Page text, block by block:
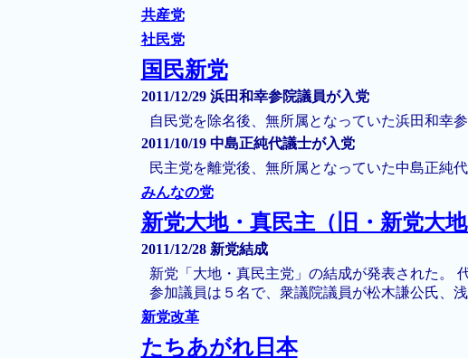
共産党
社民党
国民新党
2011/12/29 浜田和幸参院議員が入党
自民党を除名後、無所属となっていた浜田和幸
2011/10/19 中島正純代議士が入党
民主党を離党後、無所属となっていた中島正純代
みんなの党
新党大地・真民主（旧・新党大地
2011/12/28 新党結成
新党「大地・真民主党」の結成が発表された。
参加議員は５名で、衆議院議員が松木謙公氏、
新党改革
たちあがれ日本